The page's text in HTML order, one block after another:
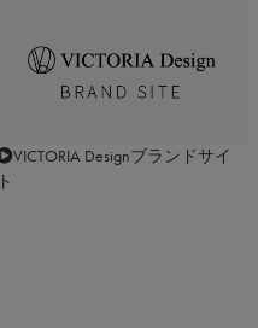
VICTORIA Designブランドサイ
ト